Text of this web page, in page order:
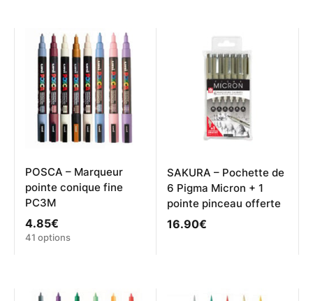
POSCA – Marqueur
pointe conique fine
PC3M
4.85€
Ce
variations.
41 options
SAKURA – Pochette de
6 Pigma Micron + 1
pointe pinceau offerte
16.90€